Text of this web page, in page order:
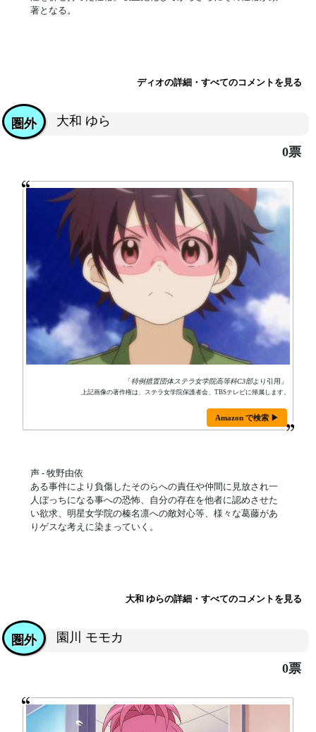
著となる。
ディオの詳細・すべてのコメントを見る
大和 ゆら
圏外
0票
「特例措置団体ステラ女学院高等科C3部より引用」
上記画像の著作権は、ステラ女学院保護者会、TBSテレビに帰属します。
Amazon で検索 ▶
声 - 牧野由依
ある事件により負傷したそのらへの責任や仲間に見放され一
人ぼっちになる事への恐怖、自分の存在を他者に認めさせた
い欲求、明星女学院の榛名凛への敵対心等、様々な葛藤があ
りゲスな考えに染まっていく。
大和 ゆらの詳細・すべてのコメントを見る
園川 モモカ
圏外
0票